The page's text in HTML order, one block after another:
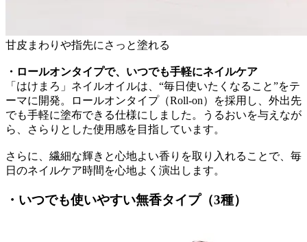
甘皮まわりや指先にさっと塗れる
・ロールオンタイプで、いつでも手軽にネイルケア
「はけまろ」ネイルオイルは、“毎日使いたくなること”をテ
ーマに開発。ロールオンタイプ（Roll-on）を採用し、外出先
でも手軽に塗布できる仕様にしました。うるおいを与えなが
ら、さらりとした使用感を目指しています。
さらに、繊細な輝きと心地よい香りを取り入れることで、毎
日のネイルケア時間を心地よく演出します。
・いつでも使いやすい無香タイプ（3種）